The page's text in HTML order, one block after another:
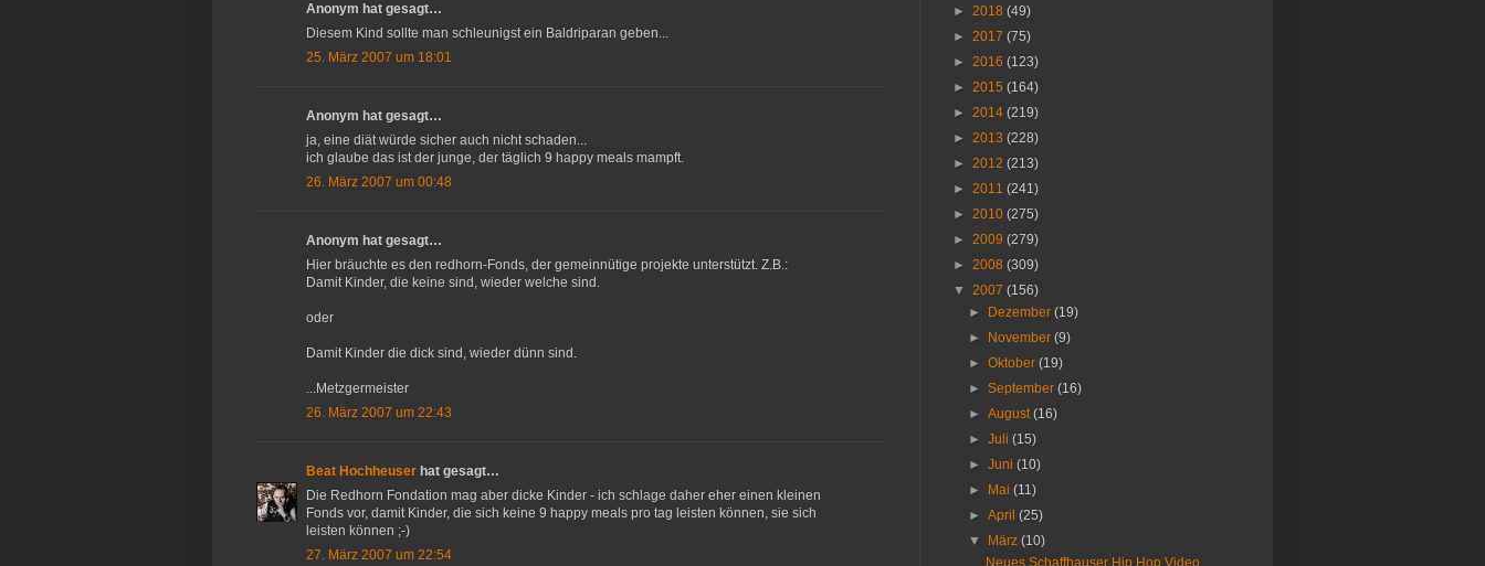
Anonym hat gesagt…
Diesem Kind sollte man schleunigst ein Baldriparan geben...
25. März 2007 um 18:01
Anonym hat gesagt…
ja, eine diät würde sicher auch nicht schaden...
ich glaube das ist der junge, der täglich 9 happy meals mampft.
26. März 2007 um 00:48
Anonym hat gesagt…
Hier bräuchte es den redhorn-Fonds, der gemeinnütige projekte unterstützt. Z.B.:
Damit Kinder, die keine sind, wieder welche sind.
oder
Damit Kinder die dick sind, wieder dünn sind.
...Metzgermeister
26. März 2007 um 22:43
Beat Hochheuser hat gesagt…
Die Redhorn Fondation mag aber dicke Kinder - ich schlage daher eher einen kleinen
Fonds vor, damit Kinder, die sich keine 9 happy meals pro tag leisten können, sie sich
leisten können ;-)
27. März 2007 um 22:54
► 2018 (49)
► 2017 (75)
► 2016 (123)
► 2015 (164)
► 2014 (219)
► 2013 (228)
► 2012 (213)
► 2011 (241)
► 2010 (275)
► 2009 (279)
► 2008 (309)
▼ 2007 (156)
►
Dezember(19)
►
November(9)
►Oktober(19)
►September(16)
►August(16)
►Juli(15)
►Juni(10)
►
Mai(11)
►April(25)
▼
März(10)
Neues Schaffhauser Hip Hop Video